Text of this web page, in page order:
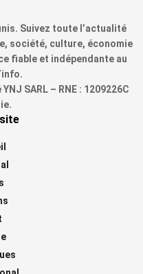
Suivez toute l’actualité
société, culture, économie
fiable et indépendante au
SARL – RNE : 1209226C